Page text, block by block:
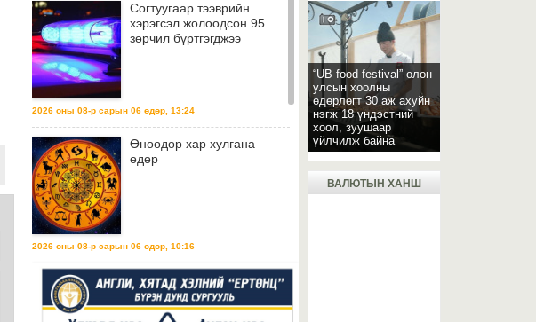
Согтуугаар тээврийн
хэрэгсэл жолоодсон 95
зөрчил бүртгэгджээ
2026 оны 08-р сарын 06 өдөр, 13:24
Өнөөдөр хар хулгана
өдөр
2026 оны 08-р сарын 06 өдөр, 10:16
“UB food festival” олон
улсын хоолны
өдөрлөгт 30 аж ахуйн
нэгж 18 үндэстний
хоол, зуушаар
үйлчилж байна
ВАЛЮТЫН ХАНШ